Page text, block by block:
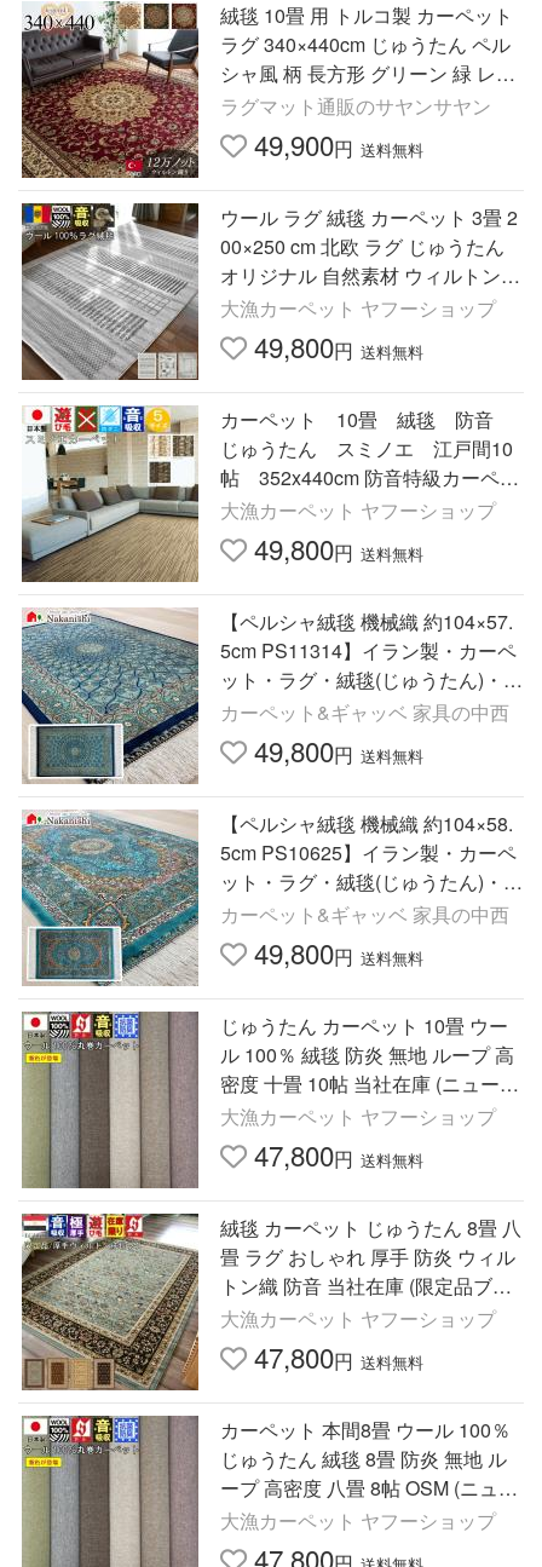
絨毯 10畳 用 トルコ製 カーペット
ラグ 340×440cm じゅうたん ペル
シャ風 柄 長方形 グリーン 緑 レッ
ド 赤 ウィルトン織 ラグマット
ラグマット通販のサヤンサヤン
49,900円 送料無料
ウール ラグ 絨毯 カーペット 3畳 2
00×250 cm 北欧 ラグ じゅうたん
オリジナル 自然素材 ウィルトン織
ナチュラル ギャッベ模様 当社在庫
(モツカ200×250)
大漁カーペット ヤフーショップ
49,800円 送料無料
カーペット 10畳 絨毯 防音
じゅうたん スミノエ 江戸間10
帖 352x440cm 防音特級カーペッ
ト SUMINOE (ヴィラ10畳)１０畳
大漁カーペット ヤフーショップ
49,800円 送料無料
【ペルシャ絨毯 機械織 約104×57.
5cm PS11314】イラン製・カーペ
ット・ラグ・絨毯(じゅうたん)・ブ
ルー系
カーペット&ギャッベ 家具の中西
49,800円 送料無料
【ペルシャ絨毯 機械織 約104×58.
5cm PS10625】イラン製・カーペ
ット・ラグ・絨毯(じゅうたん)・ブ
ルー系
カーペット&ギャッベ 家具の中西
49,800円 送料無料
じゅうたん カーペット 10畳 ウー
ル 100％ 絨毯 防炎 無地 ループ 高
密度 十畳 10帖 当社在庫 (ニューポ
ート10畳) 江戸間１０畳 352×440c
m
大漁カーペット ヤフーショップ
47,800円 送料無料
絨毯 カーペット じゅうたん 8畳 八
畳 ラグ おしゃれ 厚手 防炎 ウィル
トン織 防音 当社在庫 (限定品ブラ
ガ340×340) 約8畳 ３４０×３４０c
m
大漁カーペット ヤフーショップ
47,800円 送料無料
カーペット 本間8畳 ウール 100％
じゅうたん 絨毯 8畳 防炎 無地 ル
ープ 高密度 八畳 8帖 OSM (ニュー
ポート本間8畳) 本間８畳 382ｘ38
2cm
大漁カーペット ヤフーショップ
47,800